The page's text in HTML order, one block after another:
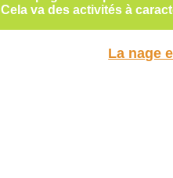
Cela va des activités à
La nage